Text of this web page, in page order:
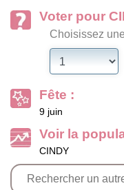
Voter pour
Choisissez
Fête :
9 juin
Voir la
CINDY